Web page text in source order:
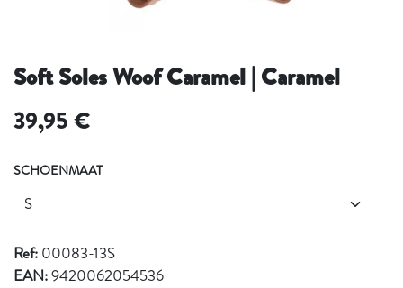
Soft Soles Woof Caramel | Caramel
39,95€
SCHOENMAAT
Ref: 00083-13S
EAN:9420062054536